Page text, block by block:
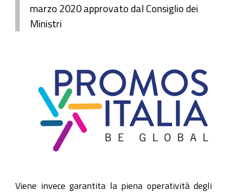
marzo 2020 approvato dal Consiglio dei
Ministri
Viene invece garantita la piena operatività degli